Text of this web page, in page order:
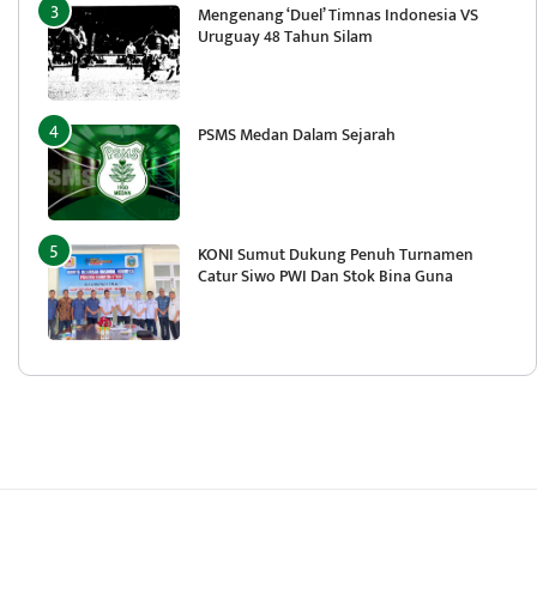
Mengenang ‘Duel’ Timnas Indonesia VS
Uruguay 48 Tahun Silam
PSMS Medan Dalam Sejarah
KONI Sumut Dukung Penuh Turnamen
Catur Siwo PWI Dan Stok Bina Guna